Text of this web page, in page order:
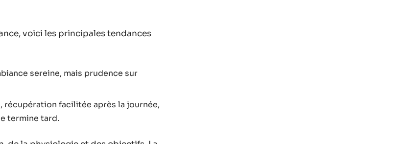
voici les principales tendances
sereine, mais prudence sur
facilitée après la journée,
termine tard.